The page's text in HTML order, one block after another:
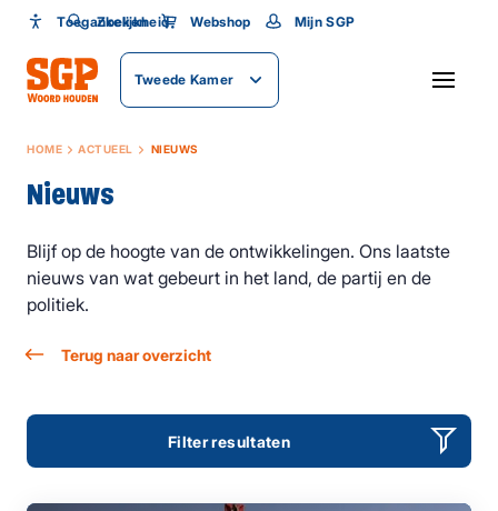
Toegankelijkheid
Toegankelijkheid
Lettergrootte
Zoeken Webshop Mijn SGP
Tweede Kamer
HOME ACTUEEL NIEUWS
Nieuws
Blijf op de hoogte van de ontwikkelingen. Ons laatste
nieuws van wat gebeurt in het land, de partij en de
politiek.
Terug naar overzicht
Filter resultaten